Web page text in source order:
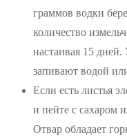
граммов водки
количество
настаивая 15
запивают водой
Если есть листья
и пейте с сахаром
Отвар обладает